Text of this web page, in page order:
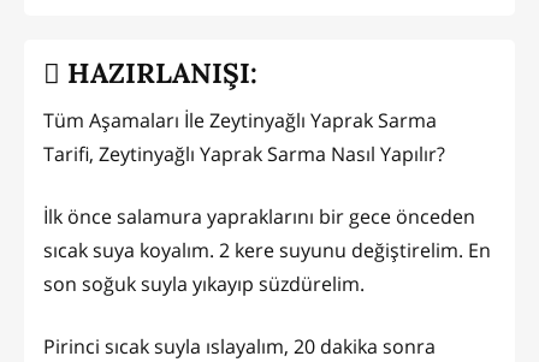
HAZIRLANIŞI:
Tüm Aşamaları İle Zeytinyağlı Yaprak Sarma
Tarifi, Zeytinyağlı Yaprak Sarma Nasıl Yapılır?
İlk önce salamura yapraklarını bir gece önceden
sıcak suya koyalım. 2 kere suyunu değiştirelim. En
son soğuk suyla yıkayıp süzdürelim.
Pirinci sıcak suyla ıslayalım, 20 dakika sonra